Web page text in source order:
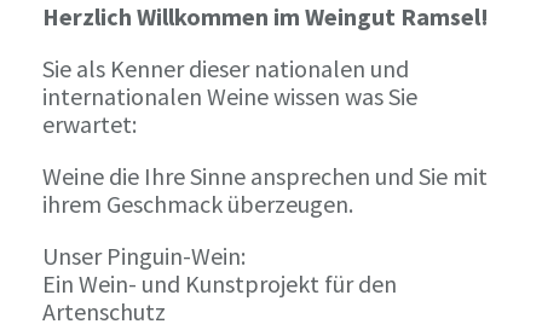
Herzlich Willkommen im Weingut Ramsel!
Sie als Kenner dieser nationalen und
internationalen Weine wissen was Sie
erwartet:
Weine die Ihre Sinne ansprechen und Sie mit
ihrem Geschmack überzeugen.
Unser Pinguin-Wein:
Ein Wein- und Kunstprojekt für den
Artenschutz